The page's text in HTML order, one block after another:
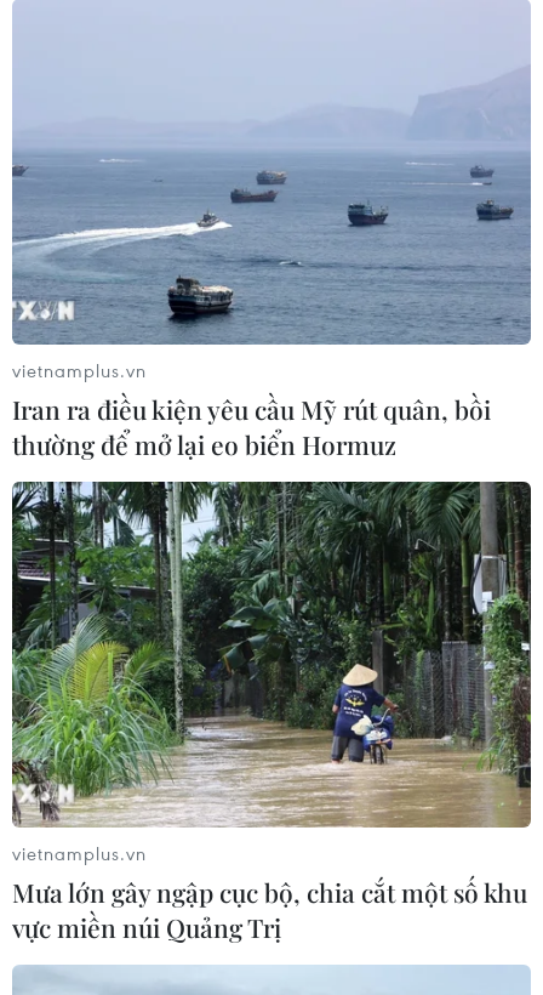
vietnamplus.vn
Iran ra điều kiện yêu cầu Mỹ rút quân, bồi
thường để mở lại eo biển Hormuz
vietnamplus.vn
Mưa lớn gây ngập cục bộ, chia cắt một số khu
vực miền núi Quảng Trị